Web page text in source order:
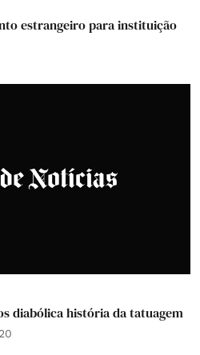
estrangeiro para instituição
diabólica história da tatuagem